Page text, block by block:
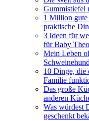
Gummistiefel
1 Million gute
praktische
3 Ideen für
für Baby Theo
Mein Leben
10 Dinge, die
Familie
Das große
anderen
Was würdest
geschenkt